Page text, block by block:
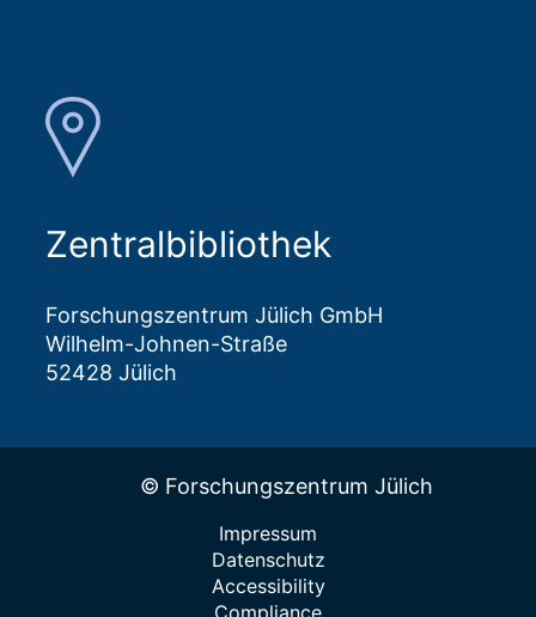
Zentralbibliothek
Forschungszentrum Jülich GmbH
Wilhelm-Johnen-Straße
52428 Jülich
© Forschungszentrum Jülich
Impressum
Datenschutz
Accessibility
Compliance